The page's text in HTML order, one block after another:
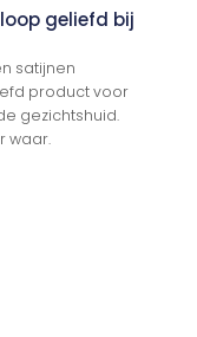
geliefd bij
satijnen
product voor
gezichtshuid.
waar.